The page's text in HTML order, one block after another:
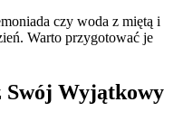
czy woda z miętą i
Warto przygotować je
Swój Wyjątkowy